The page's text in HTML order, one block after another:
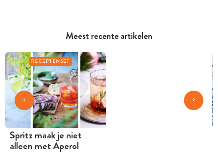
Meest recente artikelen
RECEPTENSET
Spritz maak je niet
alleen met Aperol